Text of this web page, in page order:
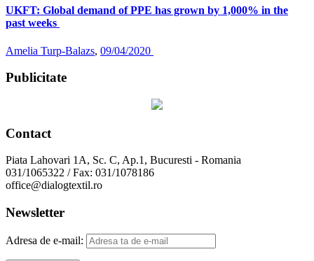
UKFT: Global demand of PPE has grown by 1,000% in the
past weeks
Amelia Turp-Balazs, 09/04/2020
Publicitate
Contact
Piata Lahovari 1A, Sc. C, Ap.1, Bucuresti - Romania
031/1065322 / Fax: 031/1078186
office@dialogtextil.ro
Newsletter
Adresa de e-mail: